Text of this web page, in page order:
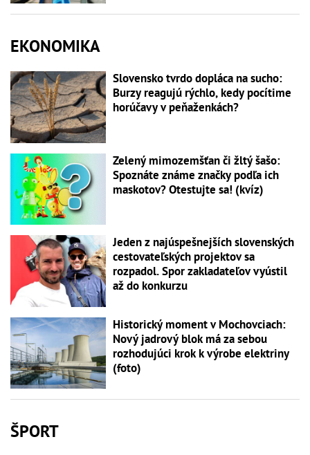
EKONOMIKA
Slovensko tvrdo dopláca na sucho:
Burzy reagujú rýchlo, kedy pocítime
horúčavy v peňaženkách?
Zelený mimozemšťan či žltý šašo:
Spoznáte známe značky podľa ich
maskotov? Otestujte sa! (kvíz)
Jeden z najúspešnejších slovenských
cestovateľských projektov sa
rozpadol. Spor zakladateľov vyústil
až do konkurzu
Historický moment v Mochovciach:
Nový jadrový blok má za sebou
rozhodujúci krok k výrobe elektriny
(foto)
ŠPORT